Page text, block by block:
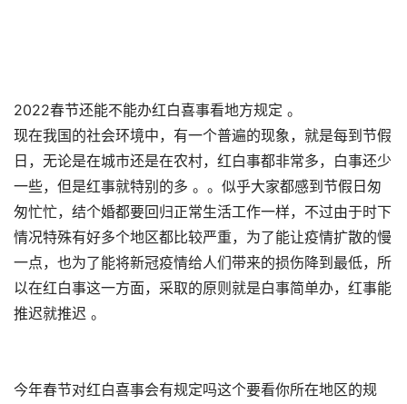
2022春节还能不能办红白喜事看地方规定 。
现在我国的社会环境中，有一个普遍的现象，就是每到节假
日，无论是在城市还是在农村，红白事都非常多，白事还少
一些，但是红事就特别的多 。。似乎大家都感到节假日匆
匆忙忙，结个婚都要回归正常生活工作一样，不过由于时下
情况特殊有好多个地区都比较严重，为了能让疫情扩散的慢
一点，也为了能将新冠疫情给人们带来的损伤降到最低，所
以在红白事这一方面，采取的原则就是白事简单办，红事能
推迟就推迟 。
今年春节对红白喜事会有规定吗这个要看你所在地区的规